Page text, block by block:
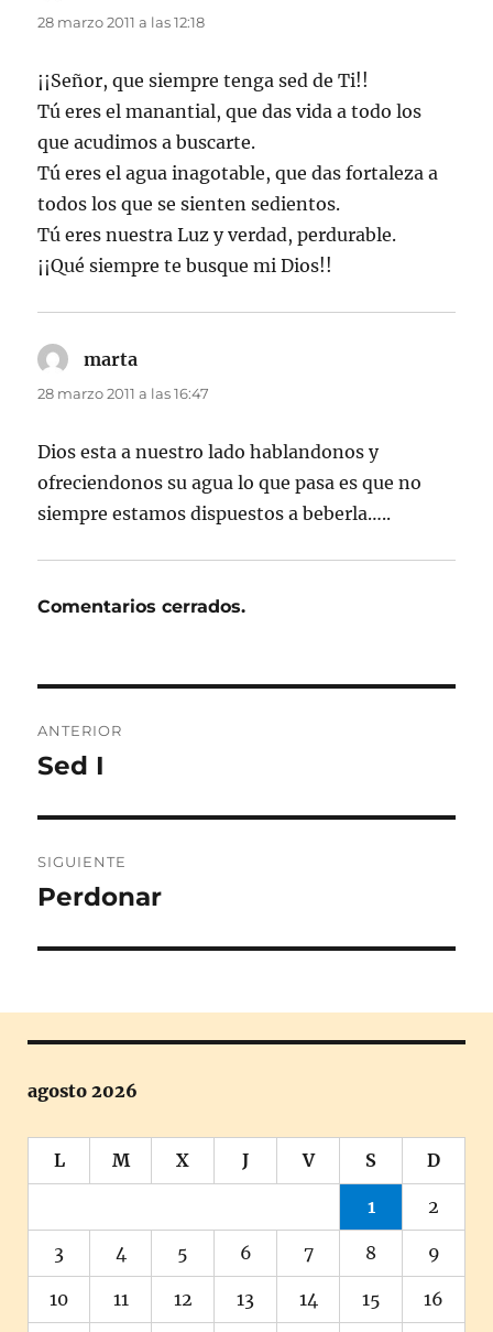
28 marzo 2011 a las 12:18
¡¡Señor, que siempre tenga sed de Ti!!
Tú eres el manantial, que das vida a todo los
que acudimos a buscarte.
Tú eres el agua inagotable, que das fortaleza a
todos los que se sienten sedientos.
Tú eres nuestra Luz y verdad, perdurable.
¡¡Qué siempre te busque mi Dios!!
marta
28 marzo 2011 a las 16:47
Dios esta a nuestro lado hablandonos y
ofreciendonos su agua lo que pasa es que no
siempre estamos dispuestos a beberla…..
Comentarios cerrados.
de
ANTERIOR
Entrada
Sed I
SIGUIENTE
Entrada
Perdonar
agosto 2026
L M X J V S D
1 2
3 4 5 6 7 8 9
10 11 12 13 14 15 16